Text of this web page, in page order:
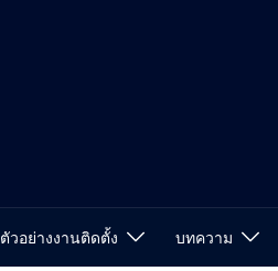
ตัวอย่างงานติดตั้ง บทความ